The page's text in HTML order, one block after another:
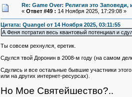
Re: Game Over: Религия это Заповеди,
« Ответ #49 : 14 Ноября 2025, 17:29:08 »
Цитата: Quangel от 14 Ноября 2025, 03:11:55
А Феня потратил весь квантовый потенциал и
Ты совсем рехнулся, еретик.
Сдулся твой Доронин в 2008-м году (на самом
Сдулись и все остальные бывшие участники
или на других интернет-ресурсах).
Но Мое Святейшество?..